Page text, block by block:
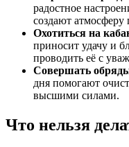
радостное
создают
Охотиться на
приносит удачу и
проводить её с
Совершать
дня помогают
высшими силами.
Что нельзя